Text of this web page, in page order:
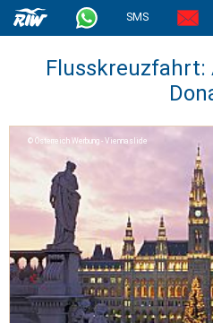
SMS
Flusskreuzfahrt:
Österreich Werbung - Viennaslide